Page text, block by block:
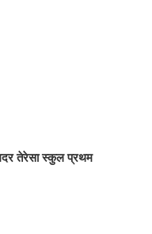
मदर तेरेसा स्कुल प्रथम